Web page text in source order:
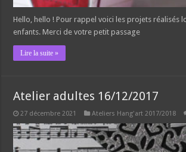
Hello, hello ! Pour rappel voici les projets réalisés
enfants. Merci de votre petit passage
Lire la suite »
Atelier adultes 16/12/2017
27 décembre 2021 Ateliers Hang'art 2017/2018